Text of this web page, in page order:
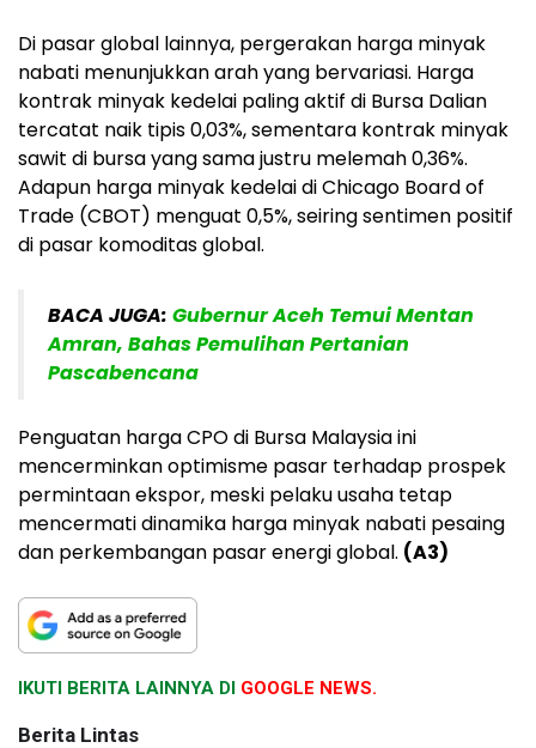
Di pasar global lainnya, pergerakan harga minyak
nabati menunjukkan arah yang bervariasi. Harga
kontrak minyak kedelai paling aktif di Bursa Dalian
tercatat naik tipis0,03%, sementara kontrak minyak
sawit di bursa yang sama justru melemah0,36%.
Adapun harga minyak kedelai diChicago Board of
Trade (CBOT) menguat 0,5%, seiring sentimen positif
di pasar komoditas global.
BACA JUGA: Gubernur Aceh Temui Mentan
Amran, Bahas Pemulihan Pertanian
Pascabencana
Penguatan harga CPO di Bursa Malaysia ini
mencerminkan optimisme pasar terhadap prospek
permintaan ekspor, meski pelaku usaha tetap
mencermati dinamika harga minyak nabati pesaing
dan perkembangan pasar energi global. (A3)
IKUTI BERITA LAINNYA DI GOOGLE NEWS.
Berita Lintas